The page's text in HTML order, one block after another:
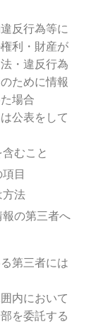
反行為等に
利・財産が
・違反行為
ために情報
場合
公表をして
むこと
目
方法
の第三者へ
第三者には
内において
を委託する